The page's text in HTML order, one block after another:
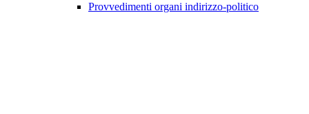
Provvedimenti organi indirizzo-politico